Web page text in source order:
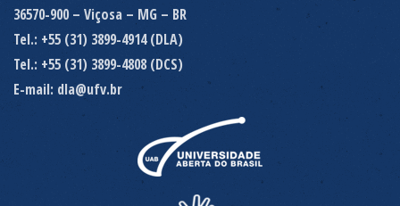
36570-900 – Viçosa – MG – BR
Tel.: +55 (31) 3899-4914 (DLA)
Tel.: +55 (31) 3899-4808 (DCS)
E-mail: dla@ufv.br